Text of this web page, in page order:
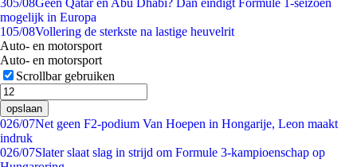
305/08Geen Qatar en Abu Dhabi? Dan eindigt Formule 1-seizoen
mogelijk in Europa
105/08Vollering de sterkste na lastige heuvelrit
Auto- en motorsport
Auto- en motorsport
Scrollbar gebruiken
opslaan
026/07Net geen F2-podium Van Hoepen in Hongarije, Leon maakt
indruk
026/07Slater slaat slag in strijd om Formule 3-kampioenschap op